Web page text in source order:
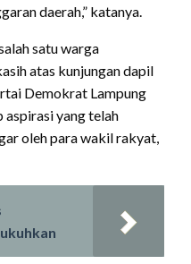
daerah,” katanya.
satu warga
atas kunjungan dapil
Demokrat Lampung
aspirasi yang telah
oleh para wakil rakyat,